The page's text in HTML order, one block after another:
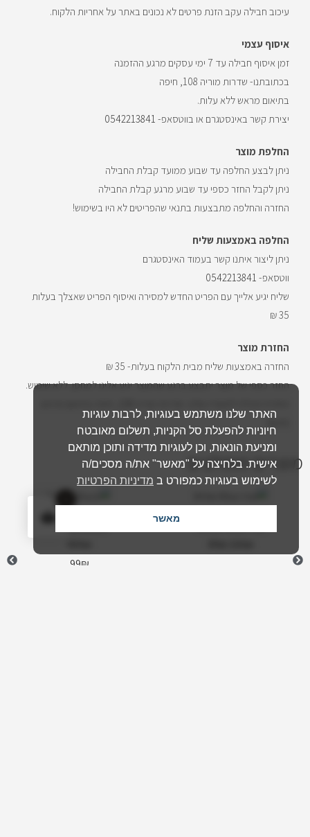
עיכוב חבילה עקב הזנת פרטים לא נכונים באתר על אחריות הלקוח.
איסוף עצמי
זמן איסוף חבילה עד 7 ימי עסקים מרגע ההזמנה
בכתובתנו- שדרות מוריה 108, חיפה
בתיאום מראש ללא עלות.
יצירת קשר באינסטגרם או בווטסאפ- 0542213841
החלפת מוצר
ניתן לבצע החלפה עד שבוע ממועד קבלת החבילה
ניתן לקבל החזר כספי עד שבוע מרגע קבלת החבילה
החזרה והחלפה מתבצעות בתנאי שהפריטים לא היו בשימוש!
החלפה באמצעות שליח
ניתן ליצור איתנו קשר בעמוד האינסטגרם
ווטסאפ- 0542213841
שליח יגיע אלייך עם הפריט החדש למסירה ואיסוף הפריט שאצלך בעלות
35 ₪
החזרת מוצר
החזרה באמצעות שליח מבית הלקוח בעלות- 35 ₪
החזר כספי של מוצר יתבצע ברגע שהמוצר יגיע אלינו למחסן. ללא שימוש.
(חינם)
מוצרים מומלצים
Neomi Black
99₪
האתר שלנו משתמש בעוגיות, לרבות עוגיות
חיוניות להפעלת סל הקניות, תשלום מאובטח
ומניעת הונאות, וכן לעוגיות מדידה ותוכן מותאם
אישית. בלחיצה על "מאשר" את/ה מסכים/ה
לשימוש בעוגיות כמפורט ב מדיניות הפרטיות
מאשר